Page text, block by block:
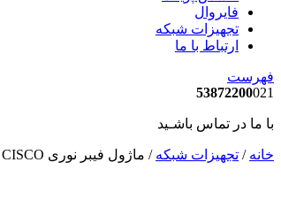
فایروال
تجهیزات شبکه
ارتباط با ما
فهرست
53872200021
با ما در تماس باشـید
خانه / تجهیزات شبکه / ماژول فیبر نوری CISCO مدل CVR-CFP2-CPAK4